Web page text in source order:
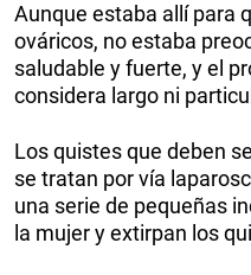
Aunque estaba allí para
ováricos, no estaba
saludable y fuerte, y el
considera largo ni
Los quistes que deben
se tratan por vía
una serie de pequeñas
la mujer y extirpan los